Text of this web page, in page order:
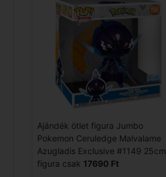
Ajándék ötlet figura Jumbo
Pokemon Ceruledge Malvalame
Azugladis Exclusive #1149 25cm
figura csak 17690 Ft